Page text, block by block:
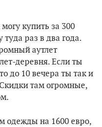
купить за 300
раз в два года.
аутлет
деревня. Если ты
до 10 вечера ты так и
там огромные,
одежды на 1600 евро,